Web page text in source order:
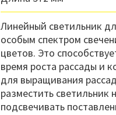
Линейный светильник
особым спектром
цветов. Это
время роста рассады и
для выращивания
разместить
подсвечивать